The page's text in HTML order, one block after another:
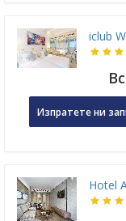
iclub
Изпратете ни
Hotel